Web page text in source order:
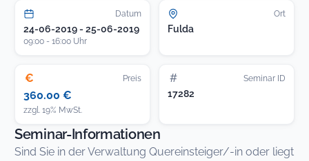
Datum
24-06-2019 - 25-06-2019
09:00 - 16:00 Uhr
Ort
Fulda
€ Preis
360.00 €
zzgl. 19% MwSt.
# Seminar ID
17282
Seminar-Informationen
Sind Sie in der Verwaltung Quereinsteiger/-in oder liegt